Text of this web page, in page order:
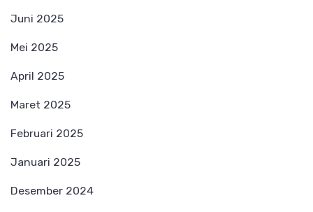
Juni 2025
Mei 2025
April 2025
Maret 2025
Februari 2025
Januari 2025
Desember 2024